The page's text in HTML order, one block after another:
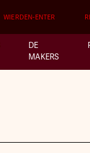
WIERDEN-ENTER
DE
MAKERS